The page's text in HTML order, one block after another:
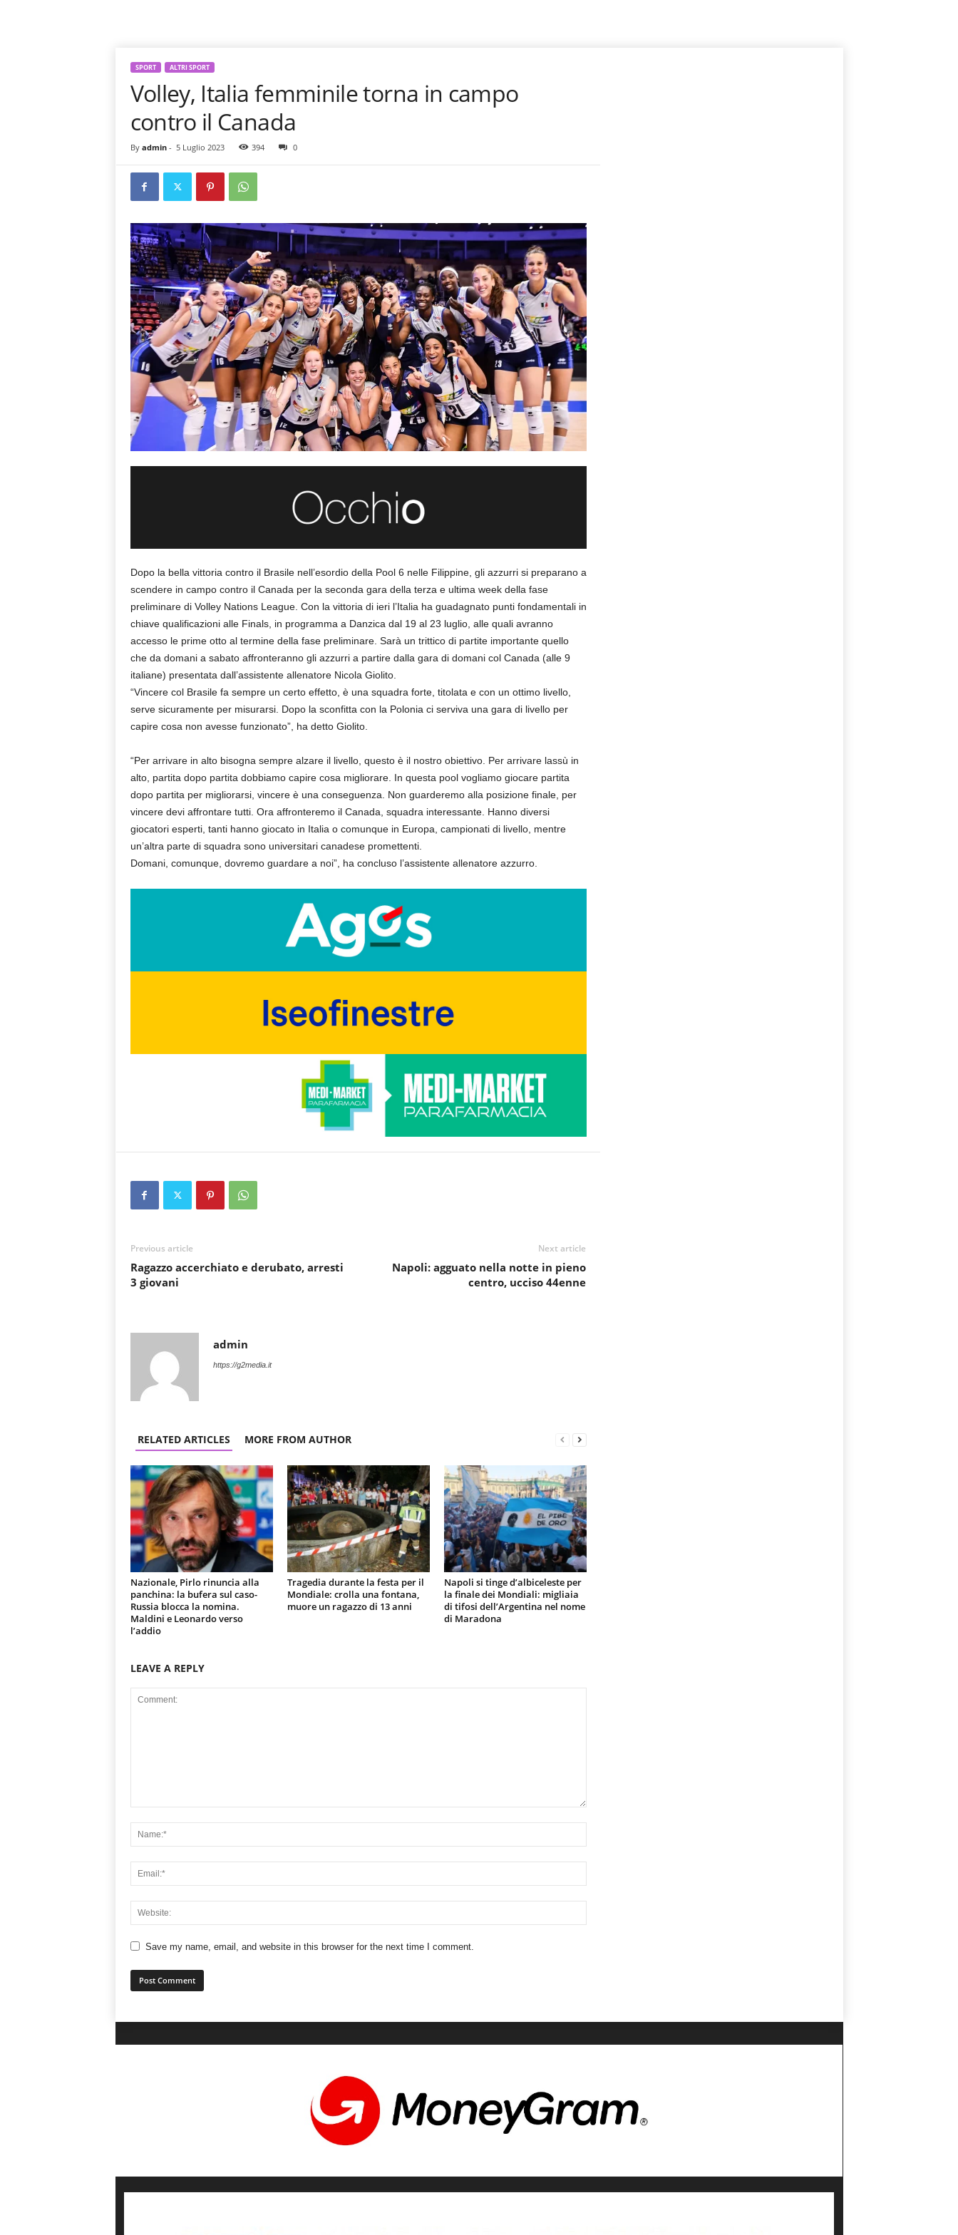
SPORT ALTRI SPORT
Volley, Italia femminile torna in campo
contro il Canada
By admin- 5 Luglio 2023 394 0
Dopo la bella vittoria contro il Brasile nell’esordio della Pool 6 nelle Filippine, gli azzurri si preparano a
scendere in campo contro il Canada per la seconda gara della terza e ultima week della fase
preliminare di Volley Nations League. Con la vittoria di ieri l’Italia ha guadagnato punti fondamentali in
chiave qualificazioni alle Finals, in programma a Danzica dal 19 al 23 luglio, alle quali avranno
accesso le prime otto al termine della fase preliminare. Sarà un trittico di partite importante quello
che da domani a sabato affronteranno gli azzurri a partire dalla gara di domani col Canada (alle 9
italiane) presentata dall’assistente allenatore Nicola Giolito.
“Vincere col Brasile fa sempre un certo effetto, è una squadra forte, titolata e con un ottimo livello,
serve sicuramente per misurarsi. Dopo la sconfitta con la Polonia ci serviva una gara di livello per
capire cosa non avesse funzionato”, ha detto Giolito.
“Per arrivare in alto bisogna sempre alzare il livello, questo è il nostro obiettivo. Per arrivare lassù in
alto, partita dopo partita dobbiamo capire cosa migliorare. In questa pool vogliamo giocare partita
dopo partita per migliorarsi, vincere è una conseguenza. Non guarderemo alla posizione finale, per
vincere devi affrontare tutti. Ora affronteremo il Canada, squadra interessante. Hanno diversi
giocatori esperti, tanti hanno giocato in Italia o comunque in Europa, campionati di livello, mentre
un’altra parte di squadra sono universitari canadese promettenti.
Domani, comunque, dovremo guardare a noi”, ha concluso l’assistente allenatore azzurro.
Previous article
Ragazzo accerchiato e derubato, arresti
3 giovani
Next article
Napoli: agguato nella notte in pieno
centro, ucciso 44enne
admin
https://g2media.it
RELATED ARTICLES MORE FROM AUTHOR
Nazionale, Pirlo rinuncia alla
panchina: la bufera sul caso-
Russia blocca la nomina.
Maldini e Leonardo verso
l’addio
Tragedia durante la festa per il
Mondiale: crolla una fontana,
muore un ragazzo di 13 anni
Napoli si tinge d’albiceleste per
la finale dei Mondiali: migliaia
di tifosi dell’Argentina nel nome
di Maradona
LEAVE A REPLY
Save my name, email, and website in this browser for the next time I comment.